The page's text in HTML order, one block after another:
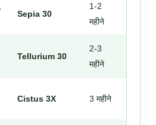
Sepia 30
1-2
महीने
Tellurium 30
2-3
महीने
Cistus 3X 3 महीने